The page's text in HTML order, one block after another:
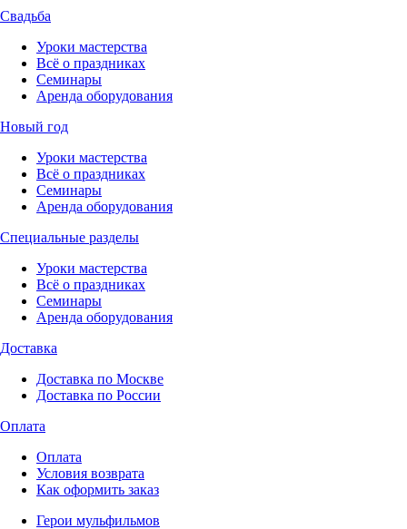
Свадьба
Уроки мастерства
Всё о праздниках
Семинары
Аренда оборудования
Новый год
Уроки мастерства
Всё о праздниках
Семинары
Аренда оборудования
Специальные разделы
Уроки мастерства
Всё о праздниках
Семинары
Аренда оборудования
Доставка
Доставка по Москве
Доставка по России
Оплата
Оплата
Условия возврата
Как оформить заказ
Герои мульфильмов